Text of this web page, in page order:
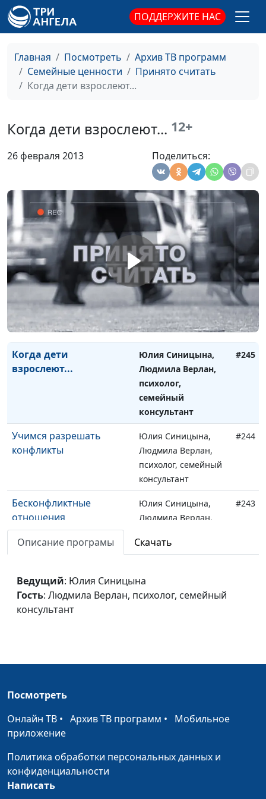
ПОДДЕРЖИТЕ НАС
Главная Посмотреть
Архив ТВ программ
Семейные ценности
Принято считать
Когда дети взрослеют...
Когда дети взрослеют... 12+
26 февраля 2013 Поделиться:
Как справляться со
своими чувствами
Юлия Синицына,
Людмила Верлан,
консультант
#250
Насилие в семье
консультант
Прощение прошлого
Юлия Синицына,
Людмила Верлан,
психолог, семейный
консультант
Учимся управлять
гневом
Юлия Синицына,
Людмила Верлан,
психолог, семейный
консультант
Строим отношения с
"новыми родителями"
Юлия Синицына,
Людмила Верлан,
психолог, семейный
консультант
#246
Когда дети
взрослеют...
Юлия Синицына,
Людмила Верлан,
психолог,
семейный
консультант
#245
Учимся разрешать
конфликты
Юлия Синицына,
Людмила Верлан,
психолог, семейный
консультант
#244
Бесконфликтные
отношения
Юлия Синицына,
Людмила Верлан,
консультант
#243
Людмила Верлан,
психолог, семейный
психолог, семейный
Любовь и наказание
Раиса Островская,
семейным
Описание програмы Скачать
Ведущий: Юлия Синицына
Гость: Людмила Верлан, психолог, семейный
консультант
Посмотреть
Онлайн ТВ • Архив ТВ программ • Мобильное
приложение
Политика обработки персональных данных и
конфиденциальности
Написать